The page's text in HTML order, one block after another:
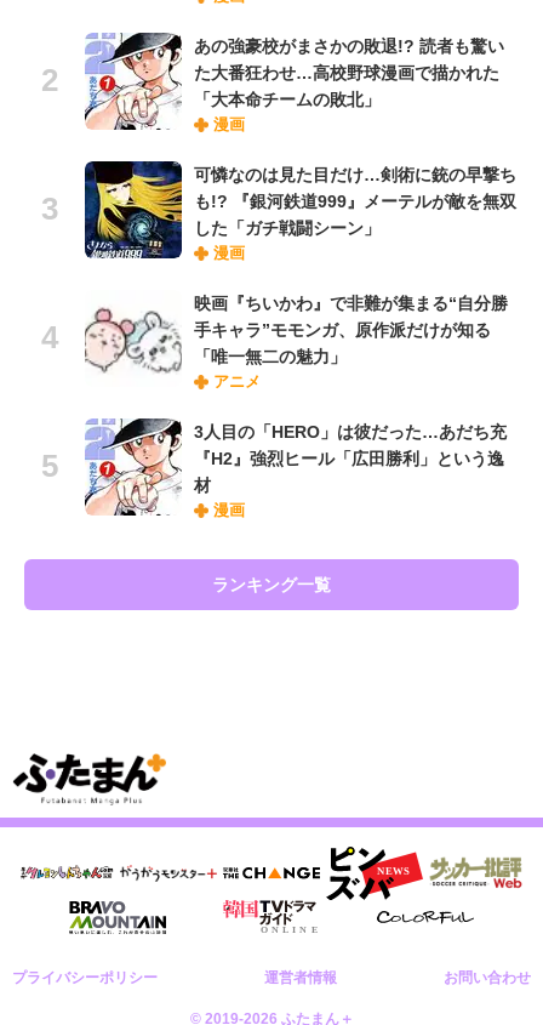
あの強豪校がまさかの敗退!? 読者も驚い
た大番狂わせ…高校野球漫画で描かれた
「大本命チームの敗北」
漫画
可憐なのは見た目だけ…剣術に銃の早撃ち
も!? 『銀河鉄道999』メーテルが敵を無双
した「ガチ戦闘シーン」
漫画
映画『ちいかわ』で非難が集まる“自分勝
手キャラ”モモンガ、原作派だけが知る
「唯一無二の魅力」
アニメ
3人目の「HERO」は彼だった…あだち充
『H2』強烈ヒール「広田勝利」という逸
材
漫画
ランキング一覧
プライバシーポリシー 運営者情報 お問い合わせ
© 2019-2026 ふたまん＋